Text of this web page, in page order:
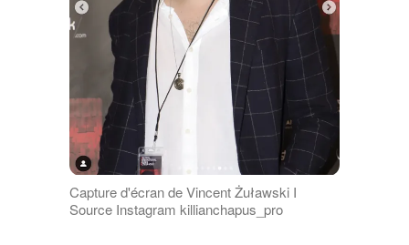
Capture d'écran de Vincent Żuławski I
Source Instagram killianchapus_pro